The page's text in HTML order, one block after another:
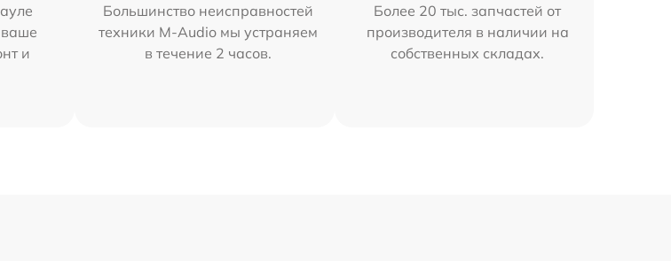
ваше
и
Большинство неисправностей
техники M-Audio мы устраняем
в течение 2 часов.
Более 20 тыс. запчастей от
производителя в наличии на
собственных складах.